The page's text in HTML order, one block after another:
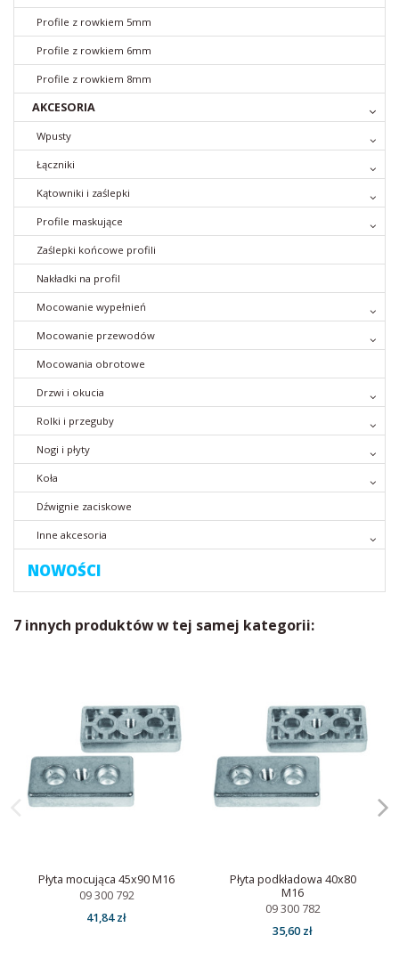
Profile z rowkiem 5mm
Profile z rowkiem 6mm
Profile z rowkiem 8mm
AKCESORIA
Wpusty
Łączniki
Kątowniki i zaślepki
Profile maskujące
Zaślepki końcowe profili
Nakładki na profil
Mocowanie wypełnień
Mocowanie przewodów
Mocowania obrotowe
Drzwi i okucia
Rolki i przeguby
Nogi i płyty
Koła
Dźwignie zaciskowe
Inne akcesoria
NOWOŚCI
7 innych produktów w tej samej kategorii:
Płyta mocująca 45x90 M16
09 300 792
41,84 zł
Płyta podkładowa 40x80
M16
09 300 782
35,60 zł